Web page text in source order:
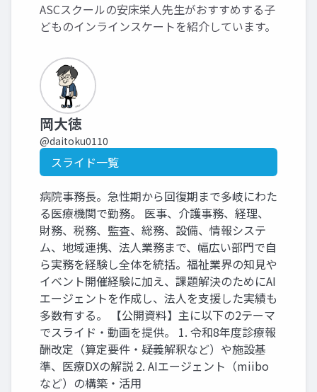
ASCスクールの安床栄人先生がおすすめする子
どものインラインスケートを紹介しています。
岡大徳
@daitoku0110
スライド一覧
病院事務長。急性期から回復期まで多岐にわた
る医療機関で勤務。 医事、介護事務、経理、
財務、税務、監査、総務、設備、情報システ
ム、地域連携、法人業務まで、幅広い部門で自
ら実務を経験し全体を統括。福祉業界の知見や
イベント開催経験に加え、課題解決のためにAI
エージェントを作成し、法人を支援した実績も
多数有する。 【公開資料】主に以下の2テーマ
でスライド・動画を提供。 1. 令和8年度診療報
酬改定（算定要件・疑義解釈など）や施設基
準、医療DXの解説 2. AIエージェント（miibo
など）の構築・活用